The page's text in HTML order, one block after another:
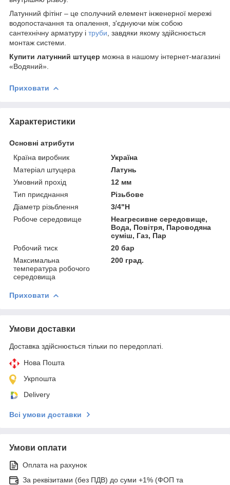
Латунний фітінг – це сполучний елемент інженерної мережі
водопостачання та опалення, з'єднуючи між собою
сантехнічну арматуру і труби , завдяки якому здійснюється
монтаж системи.
Купити латунний штуцер можна в нашому інтернет-магазині
«Водяний».
Приховати
Характеристики
Основні атрибути
Країна виробник
Україна
Матеріал штуцера
Латунь
Умовний прохід
12 мм
Тип приєднання
Різьбове
Діаметр різьблення
3/4"Н
Робоче середовище
Неагресивне середовище,
Вода, Повітря, Пароводяна
суміш, Газ, Пар
Робочий тиск
20 бар
Максимальна
температура робочого
середовища
200 град.
Приховати
Умови доставки
Доставка здійснюється тільки по передоплаті.
Нова Пошта
Укрпошта
Delivery
Всі умови доставки
Умови оплати
Оплата на рахунок
За реквізитами (без ПДВ) до суми +1% (ФОП та